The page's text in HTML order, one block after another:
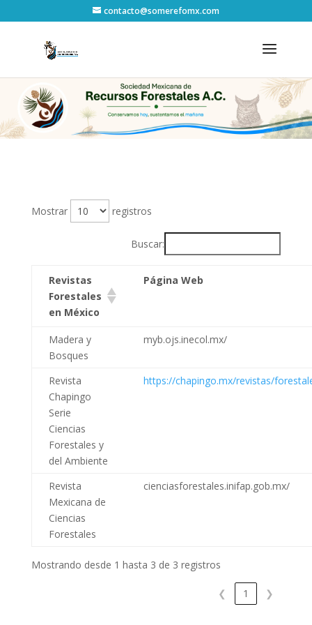
contacto@somerefomx.com
Mostrar registros
Buscar:
Revistas
Forestales
en México
Página Web
Madera y
Bosques
myb.ojs.inecol.mx/
Revista
Chapingo
Serie
Ciencias
Forestales y
del Ambiente
https://chapingo.mx/revistas/
Revista
Mexicana de
Ciencias
Forestales
cienciasforestales.inifap.gob.mx/
Mostrando desde 1 hasta 3 de 3 registros
❮ 1 ❯